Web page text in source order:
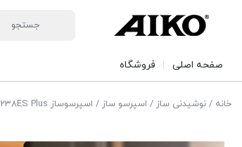
صفحه اصلی فروشگاه
خانه / نوشیدنی ساز / اسپرسو ساز / اسپرسوساز AK238ES Plus